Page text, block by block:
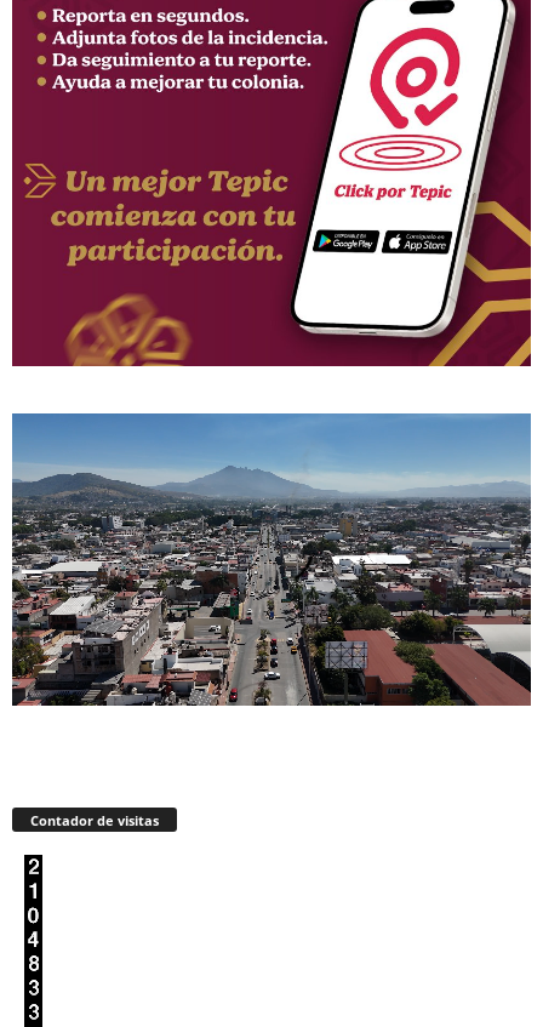
Contador de visitas